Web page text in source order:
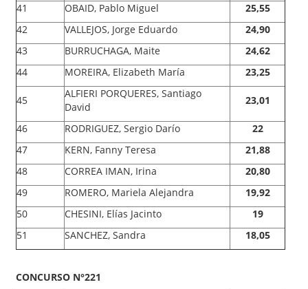
41
OBAID, Pablo Miguel
25,55
42
VALLEJOS, Jorge Eduardo
24,90
43
BURRUCHAGA, Maite
24,62
44
MOREIRA, Elizabeth María 23,25
45
ALFIERI PORQUERES, Santiago
David
23,01
46 RODRIGUEZ, Sergio Darío
22
47
KERN, Fanny Teresa
21,88
48
CORREA IMAN, Irina
20,80
49
ROMERO, Mariela Alejandra
19,92
50
CHESINI, Elías Jacinto
19
51
SANCHEZ, Sandra 18,05
CONCURSO N°221